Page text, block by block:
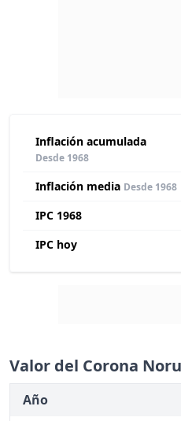
Inflación acumulada
Desde 1968
Inflación media Desde 1968
IPC 1968
IPC hoy
Valor del Corona
Año